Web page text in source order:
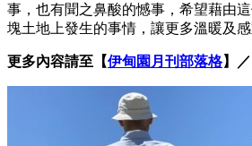
事，也有聞之鼻酸的憾事，希望藉由
塊土地上發生的事情，讓更多溫暖及感
更多內容請至【伊甸園月刊部落格】